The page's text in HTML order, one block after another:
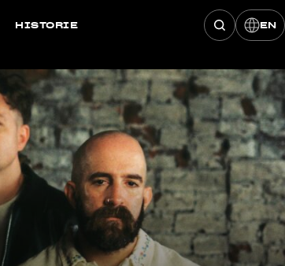
HISTORIE Hledat EN